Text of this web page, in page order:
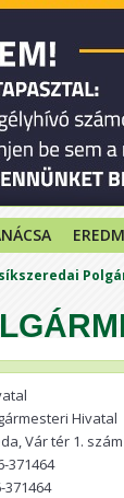
Hivatal
Vár tér 1. szám
371464
371464